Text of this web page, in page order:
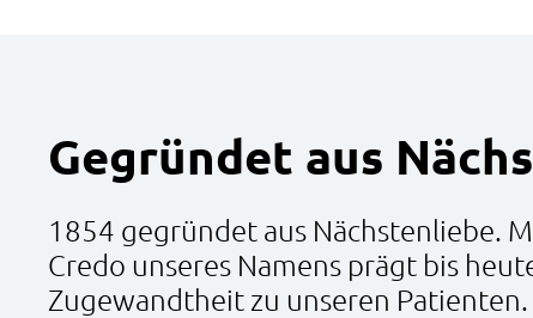
Gegründet aus
1854 gegründet aus Nächstenliebe.
Credo unseres Namens prägt bis
Zugewandtheit zu unseren Patienten.